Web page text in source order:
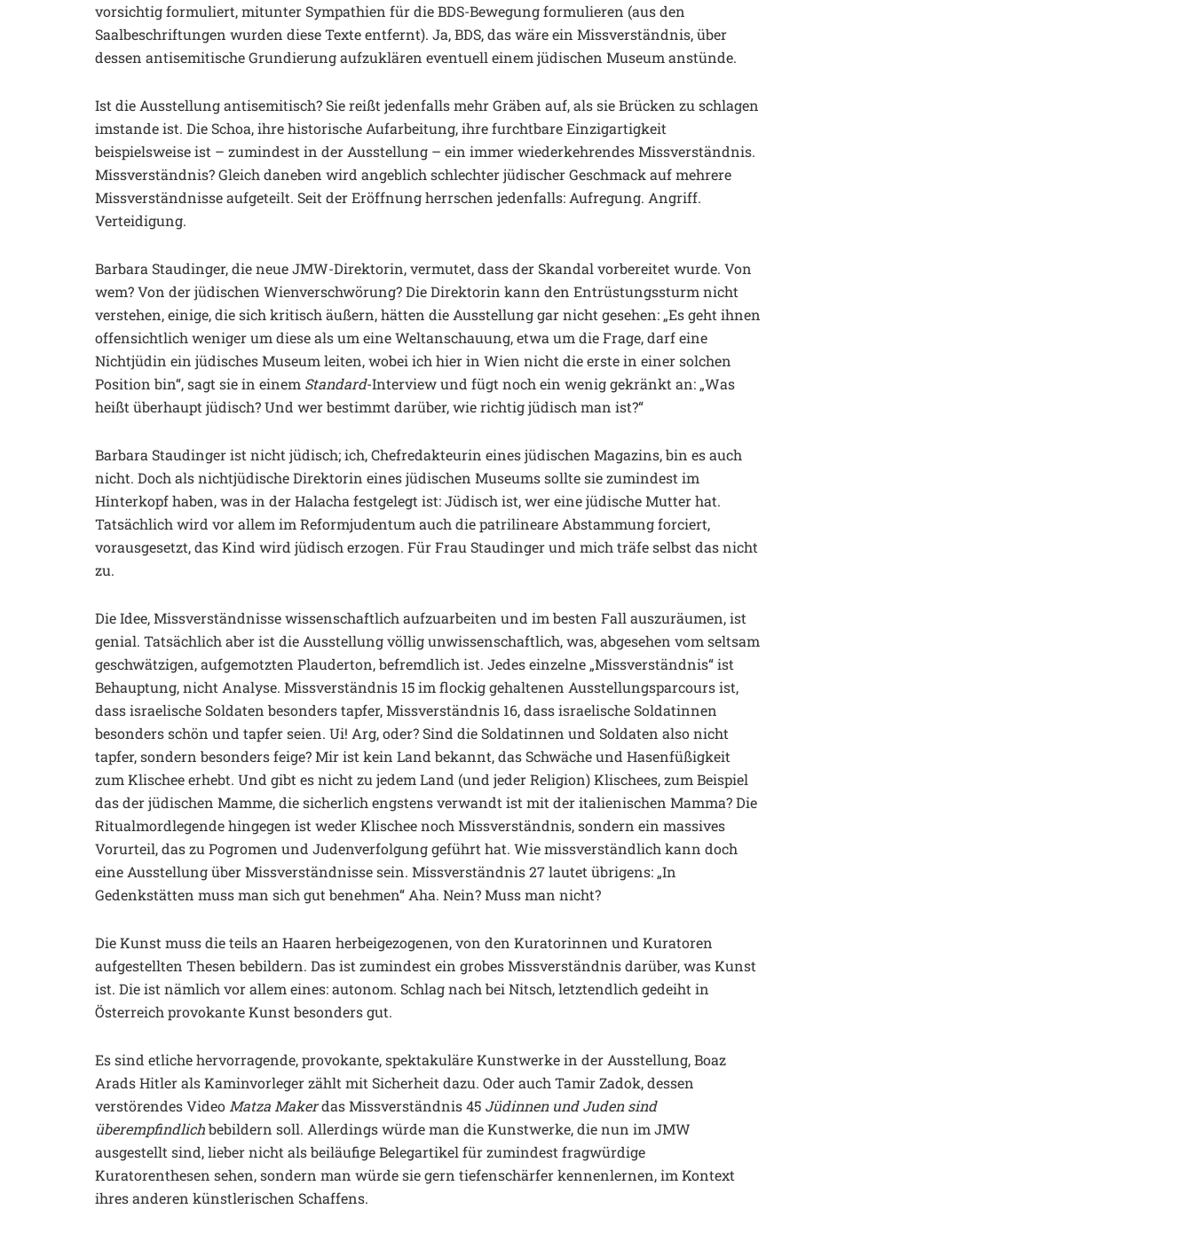
vorsichtig formuliert, mitunter Sympathien für die BDS-Bewegung formulieren (aus den
Saalbeschriftungen wurden diese Texte entfernt). Ja, BDS, das wäre ein Missverständnis, über
dessen antisemitische Grundierung aufzuklären eventuell einem jüdischen Museum anstünde.
Ist die Ausstellung antisemitisch? Sie reißt jedenfalls mehr Gräben auf, als sie Brücken zu schlagen
imstande ist. Die Schoa, ihre historische Aufarbeitung, ihre furchtbare Einzigartigkeit
beispielsweise ist – zumindest in der Ausstellung – ein immer wiederkehrendes Missverständnis.
Missverständnis? Gleich daneben wird angeblich schlechter jüdischer Geschmack auf mehrere
Missverständnisse aufgeteilt. Seit der Eröffnung herrschen jedenfalls: Aufregung. Angriff.
Verteidigung.
Barbara Staudinger, die neue JMW-Direktorin, vermutet, dass der Skandal vorbereitet wurde. Von
wem? Von der jüdischen Wienverschwörung? Die Direktorin kann den Entrüstungssturm nicht
verstehen, einige, die sich kritisch äußern, hätten die Ausstellung gar nicht gesehen: „Es geht ihnen
offensichtlich weniger um diese als um eine Weltanschauung, etwa um die Frage, darf eine
Nichtjüdin ein jüdisches Museum leiten, wobei ich hier in Wien nicht die erste in einer solchen
Position bin“, sagt sie in einem Standard-Interview und fügt noch ein wenig gekränkt an: „Was
heißt überhaupt jüdisch? Und wer bestimmt darüber, wie richtig jüdisch man ist?“
Barbara Staudinger ist nicht jüdisch; ich, Chefredakteurin eines jüdischen Magazins, bin es auch
nicht. Doch als nichtjüdische Direktorin eines jüdischen Museums sollte sie zumindest im
Hinterkopf haben, was in der Halacha festgelegt ist: Jüdisch ist, wer eine jüdische Mutter hat.
Tatsächlich wird vor allem im Reformjudentum auch die patrilineare Abstammung forciert,
vorausgesetzt, das Kind wird jüdisch erzogen. Für Frau Staudinger und mich träfe selbst das nicht
zu.
Die Idee, Missverständnisse wissenschaftlich aufzuarbeiten und im besten Fall auszuräumen, ist
genial. Tatsächlich aber ist die Ausstellung völlig unwissenschaftlich, was, abgesehen vom seltsam
geschwätzigen, aufgemotzten Plauderton, befremdlich ist. Jedes einzelne „Missverständnis“ ist
Behauptung, nicht Analyse. Missverständnis 15 im flockig gehaltenen Ausstellungsparcours ist,
dass israelische Soldaten besonders tapfer, Missverständnis 16, dass israelische Soldatinnen
besonders schön und tapfer seien. Ui! Arg, oder? Sind die Soldatinnen und Soldaten also nicht
tapfer, sondern besonders feige? Mir ist kein Land bekannt, das Schwäche und Hasenfüßigkeit
zum Klischee erhebt. Und gibt es nicht zu jedem Land (und jeder Religion) Klischees, zum Beispiel
das der jüdischen Mamme, die sicherlich engstens verwandt ist mit der italienischen Mamma? Die
Ritualmordlegende hingegen ist weder Klischee noch Missverständnis, sondern ein massives
Vorurteil, das zu Pogromen und Judenverfolgung geführt hat. Wie missverständlich kann doch
eine Ausstellung über Missverständnisse sein. Missverständnis 27 lautet übrigens: „In
Gedenkstätten muss man sich gut benehmen“ Aha. Nein? Muss man nicht?
Die Kunst muss die teils an Haaren herbeigezogenen, von den Kuratorinnen und Kuratoren
aufgestellten Thesen bebildern. Das ist zumindest ein grobes Missverständnis darüber, was Kunst
ist. Die ist nämlich vor allem eines: autonom. Schlag nach bei Nitsch, letztendlich gedeiht in
Österreich provokante Kunst besonders gut.
Es sind etliche hervorragende, provokante, spektakuläre Kunstwerke in der Ausstellung, Boaz
Arads Hitler als Kaminvorleger zählt mit Sicherheit dazu. Oder auch Tamir Zadok, dessen
verstörendes VideoMatza Makerdas Missverständnis 45 Jüdinnen und Juden sind
überempfindlichbebildern soll. Allerdings würde man die Kunstwerke, die nun im JMW
ausgestellt sind, lieber nicht als beiläufige Belegartikel für zumindest fragwürdige
Kuratorenthesen sehen, sondern man würde sie gern tiefenschärfer kennenlernen, im Kontext
ihres anderen künstlerischen Schaffens.